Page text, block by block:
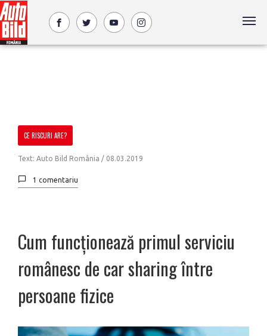
CE RISCURI ARE?
Text: Auto Bild România / 08.03.2019
1 comentariu
Cum funcționează primul serviciu
românesc de car sharing între
persoane fizice